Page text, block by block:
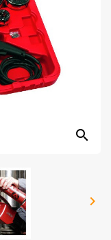
search
